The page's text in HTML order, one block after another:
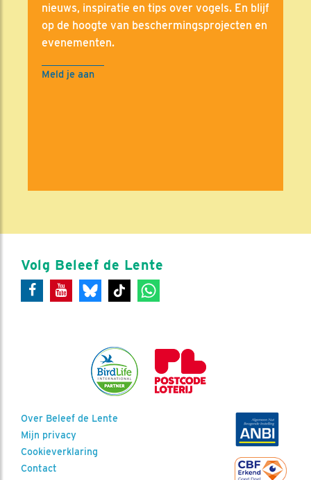
nieuws, inspiratie en tips over vogels. En blijf
op de hoogte van beschermingsprojecten en
evenementen.
Meld je aan
Volg Beleef de Lente
Over Beleef de Lente
Mijn privacy
Cookieverklaring
Contact